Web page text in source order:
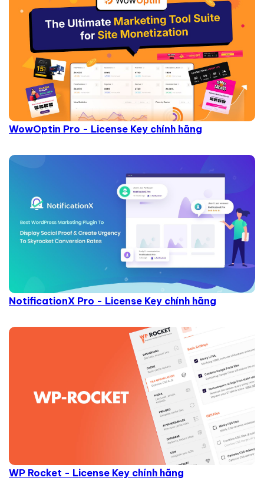
WowOptin Pro - License Key chính hãng
NotificationX Pro - License Key chính hãng
WP Rocket - License Key chính hãng